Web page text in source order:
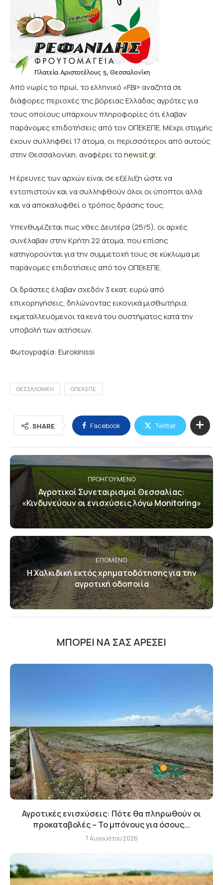
Από νωρίς το πρωί, το ελληνικό «FBI» αναζητά σε
διάφορες περιοχές της βόρειας Ελλάδας αγρότες για
τους οποίους υπάρχουν πληροφορίες ότι έλαβαν
παράνομες επιδοτήσεις από τον ΟΠΕΚΕΠΕ. Μέχρι στιγμής
έχουν συλληφθεί 17 άτομα, οι περισσότεροι από αυτούς
στην Θεσσαλονίκη, αναφέρει τοnewsit.gr.
Η έρευνες των αρχών είναι σε εξέλιξη ώστε να
εντοπιστούν και να συλληφθούν όλοι οι ύποπτοι αλλά
και να αποκαλυφθεί ο τρόπος δράσης τους.
Υπενθυμίζεται πως χθες Δευτέρα (25/5), οι αρχές
συνέλαβαν στην Κρήτη 22 άτομα, που επίσης
κατηγορούνται για την συμμετοχή τους σε κύκλωμα με
παράνομες επιδοτήσεις από τον ΟΠΕΚΕΠΕ.
Οι δράστες έλαβαν σχεδόν 3 εκατ. ευρώ από
επιχορηγήσεις, δηλώνοντας εικονικά μισθωτήρια,
εκμεταλλευόμενοι τα κενά του συστήματος κατά την
υποβολή των αιτήσεων.
Φωτογραφία: Eurokinissi
ΘΕΣΣΑΛΟΝΙΚΗ ΟΠΕΚΕΠΕ
SHARE Facebook Twitter
ΠΡΟΗΓΟΎΜΕΝΟ
Αγροτικοί Συνεταιρισμοί Θεσσαλίας:
«Κινδυνεύουν οι ενισχύσεις λόγω Monitoring»
ΕΠΌΜΕΝΟ
Η Χαλκιδική εκτός χρηματοδότησης για την
αγροτική οδοποιία
ΜΠΟΡΕΊ ΝΑ ΣΑΣ ΑΡΈΣΕΙ
Αγροτικές ενισχύσεις: Πότε θα πληρωθούν οι
προκαταβολές – Το μπόνους για όσους...
7 Αυγούστου 2026